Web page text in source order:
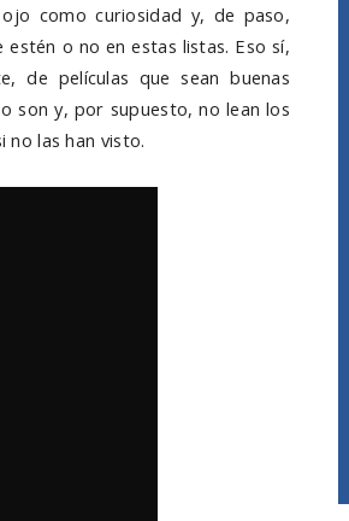
como curiosidad y, de paso,
o no en estas listas. Eso sí,
de películas que sean buenas
son y, por supuesto, no lean los
no las han visto.